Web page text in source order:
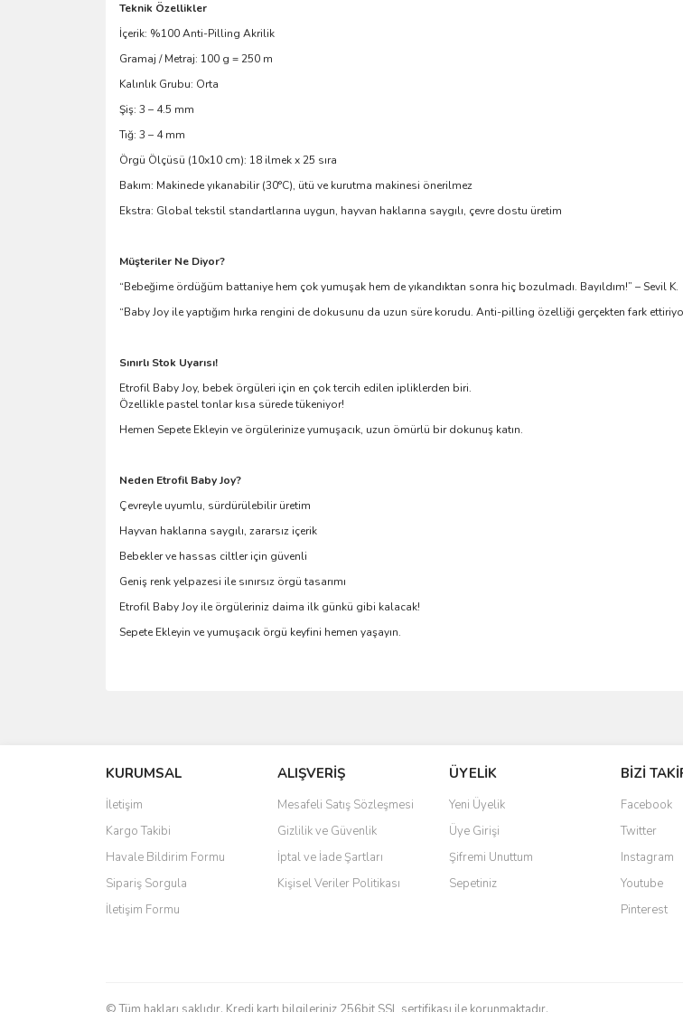
Teknik Özellikler
İçerik: %100 Anti-Pilling Akrilik
Gramaj / Metraj: 100 g = 250 m
Kalınlık Grubu: Orta
Şiş: 3 – 4.5 mm
Tığ: 3 – 4 mm
Örgü Ölçüsü (10x10 cm): 18 ilmek x 25 sıra
Bakım: Makinede yıkanabilir (30°C), ütü ve kurutma makinesi önerilmez
Ekstra: Global tekstil standartlarına uygun, hayvan haklarına saygılı, çevre dostu üretim
Müşteriler Ne Diyor?
“Bebeğime ördüğüm battaniye hem çok yumuşak hem de yıkandıktan sonra hiç bozulmadı. Bayıldım!” – Sevil K.
“Baby Joy ile yaptığım hırka rengini de dokusunu da uzun süre korudu. Anti-pilling özelliği gerçekten fark
Sınırlı Stok Uyarısı!
Etrofil Baby Joy, bebek örgüleri için en çok tercih edilen ipliklerden biri.
Özellikle pastel tonlar kısa sürede tükeniyor!
Hemen Sepete Ekleyin ve örgülerinize yumuşacık, uzun ömürlü bir dokunuş katın.
Neden Etrofil Baby Joy?
Çevreyle uyumlu, sürdürülebilir üretim
Hayvan haklarına saygılı, zararsız içerik
Bebekler ve hassas ciltler için güvenli
Geniş renk yelpazesi ile sınırsız örgü tasarımı
Etrofil Baby Joy ile örgüleriniz daima ilk günkü gibi kalacak!
Sepete Ekleyin ve yumuşacık örgü keyfini hemen yaşayın.
Ürün resmi kalitesiz, bozuk veya görüntülenemiyor.
Ürün açıklamasında eksik bilgiler bulunuyor.
Ürün bilgilerinde hatalar bulunuyor.
Ürün fiyatı diğer sitelerden daha pahalı.
Bu ürüne benzer farklı alternatifler olmalı.
KURUMSAL
İletişim
Kargo Takibi
Havale Bildirim Formu
Sipariş Sorgula
İletişim Formu
ALIŞVERİŞ
Mesafeli Satış Sözleşmesi
Gizlilik ve Güvenlik
İptal ve İade Şartları
Kişisel Veriler Politikası
ÜYELİK
Yeni Üyelik
Üye Girişi
Şifremi Unuttum
Sepetiniz
BİZİ
Facebook
Twitter
Instagram
Youtube
Pinterest